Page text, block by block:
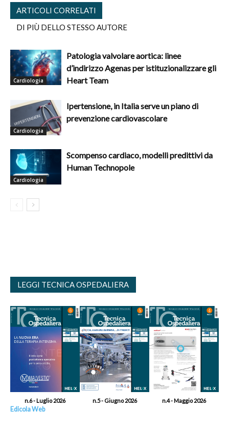
ARTICOLI CORRELATI
DI PIÙ DELLO STESSO AUTORE
Cardiologia
Patologia valvolare aortica: linee
d’indirizzo Agenas per istituzionalizzare gli
Heart Team
Cardiologia
Ipertensione, in Italia serve un piano di
prevenzione cardiovascolare
Cardiologia
Scompenso cardiaco, modelli predittivi da
Human Technopole
LEGGI TECNICA OSPEDALIERA
n.6 - Luglio 2026 n.5 - Giugno 2026 n.4 - Maggio 2026
Edicola Web